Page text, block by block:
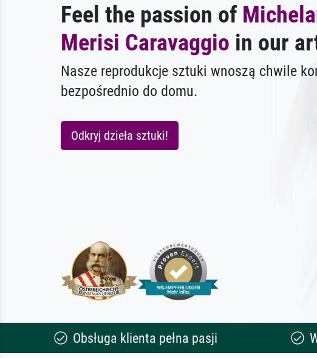
Feel the passion of
Merisi Caravaggio in our
Nasze reprodukcje sztuki wnoszą chwile
bezpośrednio do domu.
Odkryj dzieła sztuki!
Obsługa klienta pełna pasji